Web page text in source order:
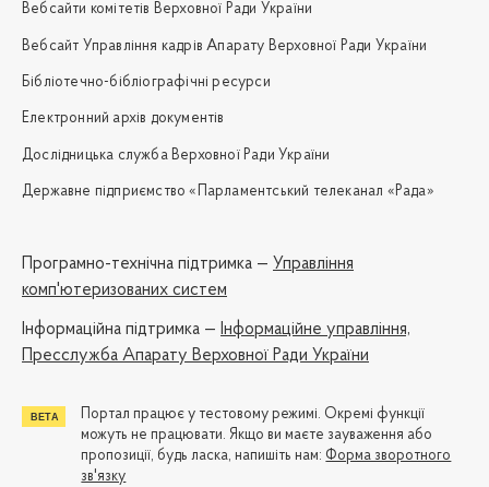
Вебсайти комітетів Верховної Ради України
Вебсайт Управління кадрів Апарату Верховної Ради України
Бібліотечно-бібліографічні ресурси
Електронний архів документів
Дослідницька служба Верховної Ради України
Державне підприємство «Парламентський телеканал «Рада»
Програмно-технічна підтримка — Управління
комп'ютеризованих систем
Iнформаційна підтримка — Інформаційне управління,
Пресслужба Апарату Верховної Ради України
Портал працює у тестовому режимі. Окремі функції
можуть не працювати. Якщо ви маєте зауваження або
пропозиції, будь ласка, напишіть нам: Форма зворотного
зв'язку